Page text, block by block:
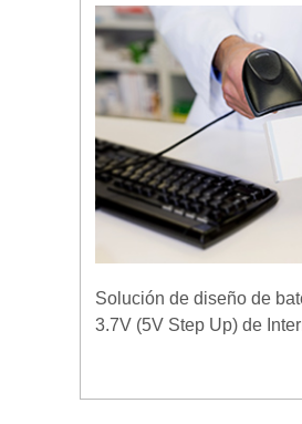
Solución de diseño de
3.7V (5V Step Up) de